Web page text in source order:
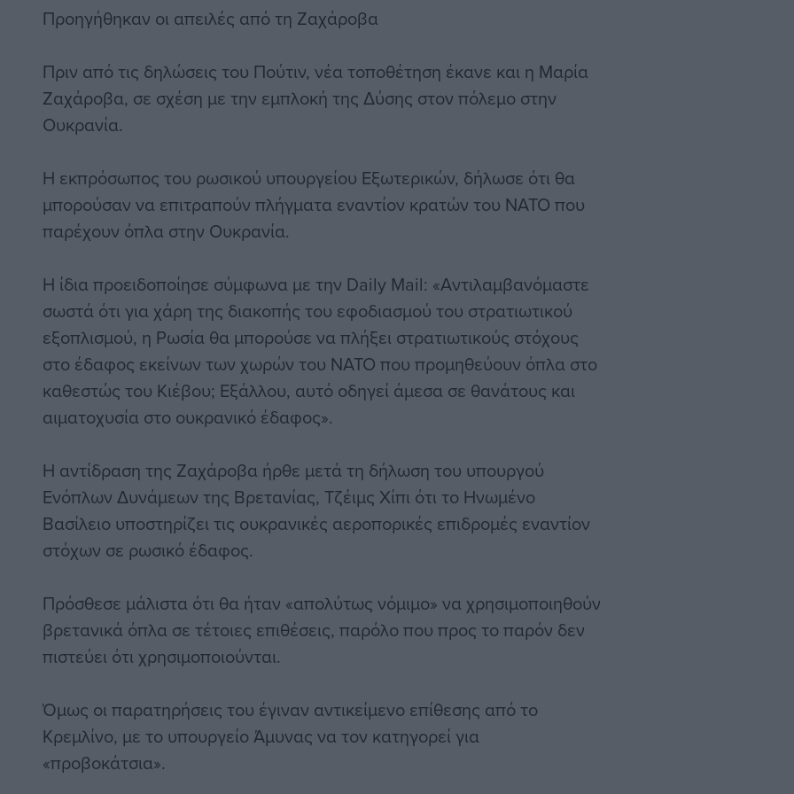
Προηγήθηκαν οι απειλές από τη Ζαχάροβα
Πριν από τις δηλώσεις του Πούτιν, νέα τοποθέτηση έκανε και η Μαρία
Ζαχάροβα, σε σχέση με την εμπλοκή της Δύσης στον πόλεμο στην
Ουκρανία.
Η εκπρόσωπος του ρωσικού υπουργείου Εξωτερικών, δήλωσε ότι θα
μπορούσαν να επιτραπούν πλήγματα εναντίον κρατών του ΝΑΤΟ που
παρέχουν όπλα στην Ουκρανία.
Η ίδια προειδοποίησε σύμφωνα με την Daily Mail: «Αντιλαμβανόμαστε
σωστά ότι για χάρη της διακοπής του εφοδιασμού του στρατιωτικού
εξοπλισμού, η Ρωσία θα μπορούσε να πλήξει στρατιωτικούς στόχους
στο έδαφος εκείνων των χωρών του ΝΑΤΟ που προμηθεύουν όπλα στο
καθεστώς του Κιέβου; Εξάλλου, αυτό οδηγεί άμεσα σε θανάτους και
αιματοχυσία στο ουκρανικό έδαφος».
H αντίδραση της Ζαχάροβα ήρθε μετά τη δήλωση του υπουργού
Ενόπλων Δυνάμεων της Βρετανίας, Τζέιμς Χίπι ότι το Ηνωμένο
Βασίλειο υποστηρίζει τις ουκρανικές αεροπορικές επιδρομές εναντίον
στόχων σε ρωσικό έδαφος.
Πρόσθεσε μάλιστα ότι θα ήταν «απολύτως νόμιμο» να χρησιμοποιηθούν
βρετανικά όπλα σε τέτοιες επιθέσεις, παρόλο που προς το παρόν δεν
πιστεύει ότι χρησιμοποιούνται.
Όμως οι παρατηρήσεις του έγιναν αντικείμενο επίθεσης από το
Κρεμλίνο, με το υπουργείο Άμυνας να τον κατηγορεί για
«προβοκάτσια».